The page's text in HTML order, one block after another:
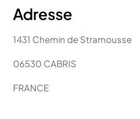
Adresse
1431 Chemin de Stramousse
06530 CABRIS
FRANCE